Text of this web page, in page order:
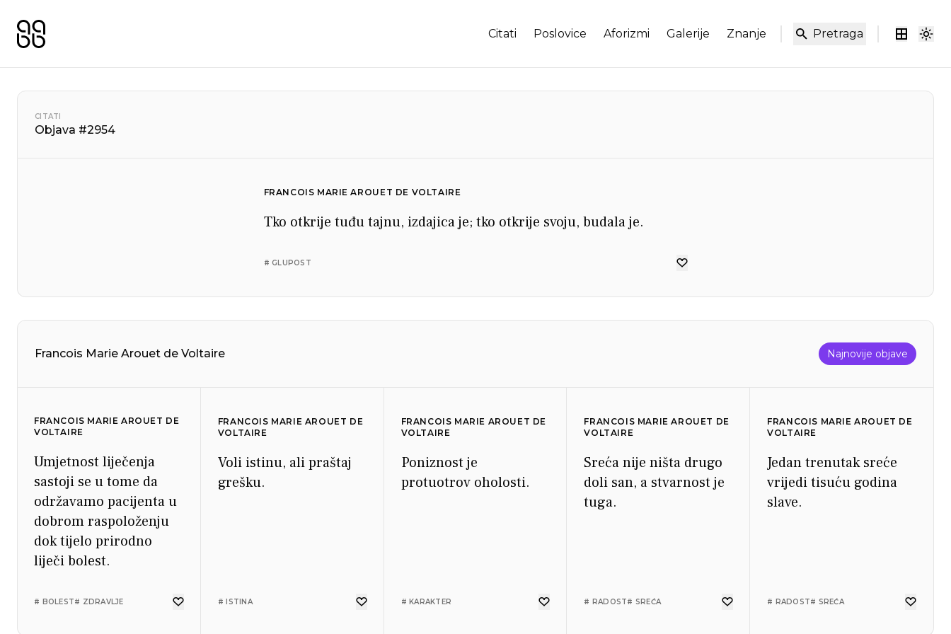
Pretraga
Citati Poslovice Aforizmi Galerije Znanje
CITATI
Objava #2954
FRANCOIS MARIE AROUET DE VOLTAIRE
Tko otkrije tuđu tajnu, izdajica je; tko otkrije svoju, budala je.
# GLUPOST
Francois Marie Arouet de Voltaire Najnovije objave
FRANCOIS MARIE AROUET DE
VOLTAIRE
Umjetnost liječenja
sastoji se u tome da
održavamo pacijenta u
dobrom raspoloženju
dok tijelo prirodno
liječi bolest.
# BOLEST# ZDRAVLJE
FRANCOIS MARIE AROUET DE
VOLTAIRE
Voli istinu, ali praštaj
grešku.
# ISTINA
FRANCOIS MARIE AROUET DE
VOLTAIRE
Poniznost je
protuotrov oholosti.
# KARAKTER
FRANCOIS MARIE AROUET DE
VOLTAIRE
Sreća nije ništa drugo
doli san, a stvarnost je
tuga.
# RADOST# SREĆA
FRANCOIS MARIE AROUET DE
VOLTAIRE
Jedan trenutak sreće
vrijedi tisuću godina
slave.
# RADOST# SREĆA